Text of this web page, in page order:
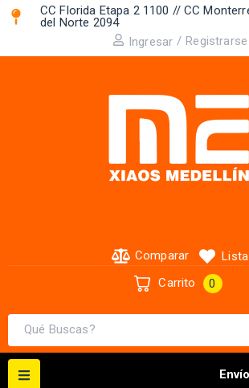
CC Florida Etapa 2 1100 // CC
del Norte 2094 ​
Ingresar / Registrarse
Comparar
Lista
Carrito
0